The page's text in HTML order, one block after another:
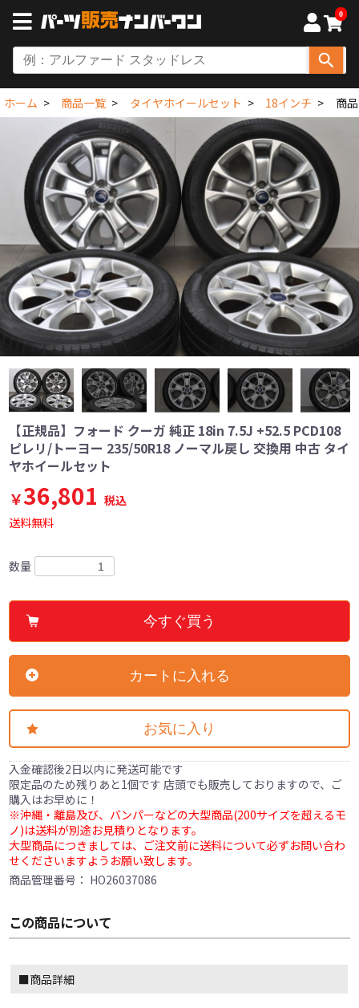
0
ホーム 商品一覧 タイヤホイールセット 18インチ 商
【正規品】フォード クーガ 純正 18in 7.5J +52.5 PCD108
ピレリ/トーヨー 235/50R18 ノーマル戻し 交換用 中古 タイ
ヤホイールセット
￥36,801 税込
送料無料
数量
今すぐ買う
カートに入れる
お気に入り
入金確認後2日以内に発送可能です
限定品のため残りあと1個です 店頭でも販売しておりますので、ご
購入はお早めに！
※沖縄・離島及び、バンパーなどの大型商品(200サイズを超えるモ
ノ)は送料が別途お見積りとなります。
大型商品につきましては、ご注文前に送料について必ずお問い合わ
せくださいますようお願い致します。
商品管理番号： HO26037086
この商品について
■商品詳細